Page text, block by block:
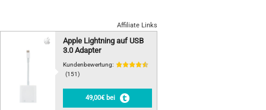
Affiliate Links
Apple Lightning auf USB
3.0 Adapter
Kundenbewertung:
(151)
49,00€ bei